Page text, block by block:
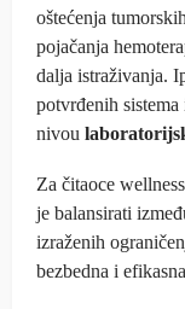
oštećenja
pojačanja
dalja istraživanja.
potvrđenih
nivou
Za čitaoce
je balansirati
izraženih
bezbedna i